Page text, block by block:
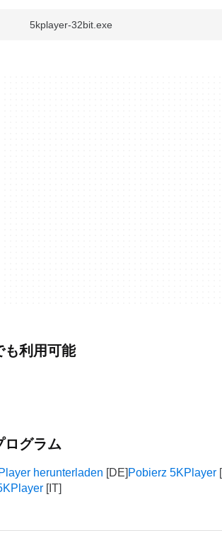
5kplayer-32bit.exe
も利用可能
ログラム
herunterladen Pobierz 5KPlayer